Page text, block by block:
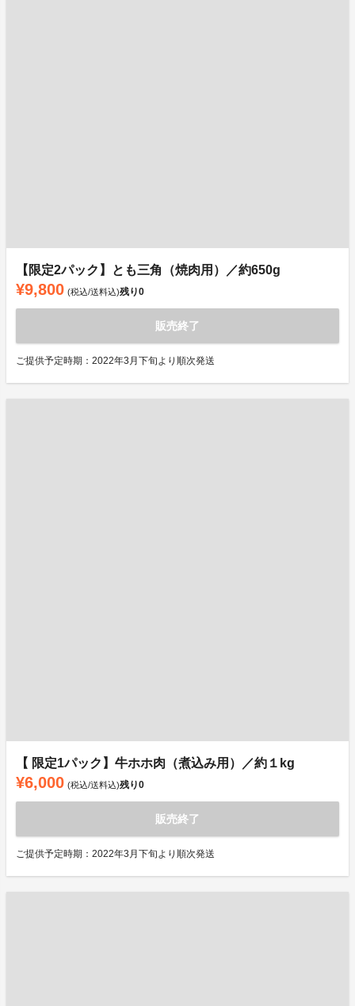
【限定2パック】とも三角（焼肉用）／約650g
¥9,800 (税込/送料込)残り0
販売終了
ご提供予定時期：2022年3月下旬より順次発送
【 限定1パック】牛ホホ肉（煮込み用）／約１kg
¥6,000 (税込/送料込)残り0
販売終了
ご提供予定時期：2022年3月下旬より順次発送